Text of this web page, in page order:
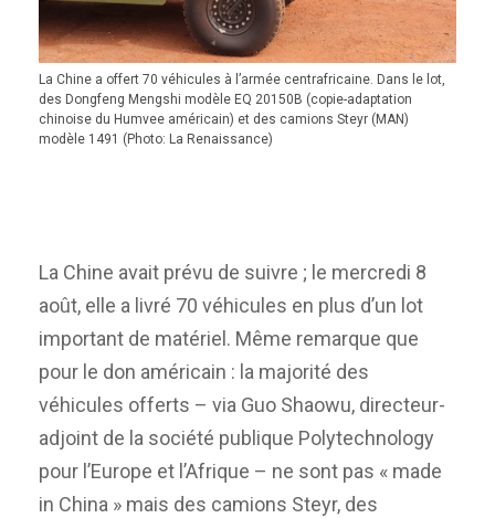
La Chine a offert 70 véhicules à l’armée centrafricaine. Dans le lot,
des Dongfeng Mengshi modèle EQ 20150B (copie-adaptation
chinoise du Humvee américain) et des camions Steyr (MAN)
modèle 1491 (Photo: La Renaissance)
La Chine avait prévu de suivre ; le mercredi 8
août, elle a livré 70 véhicules en plus d’un lot
important de matériel. Même remarque que
pour le don américain : la majorité des
véhicules offerts – via Guo Shaowu, directeur-
adjoint de la société publique Polytechnology
pour l’Europe et l’Afrique – ne sont pas « made
in China » mais des camions Steyr, des